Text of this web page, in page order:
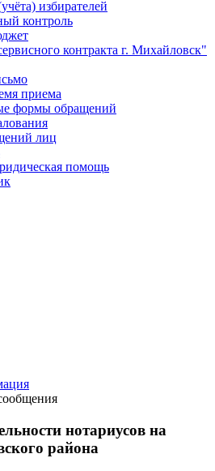
избирателей
контроль
контракта г. Михайловск"
приема
формы обращений
лиц
помощь
нотариусов на
района